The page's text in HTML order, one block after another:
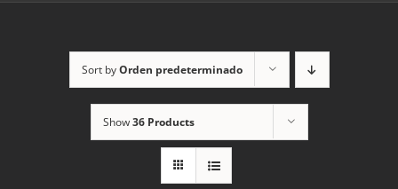
Sort byOrden predeterminado
Show36 Products